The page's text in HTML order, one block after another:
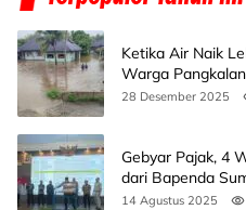
Ketika Air Naik
Warga
Banjir
28 Desember 2025
Gebyar Pajak, 4
dari Bapenda
14 Agustus 2025